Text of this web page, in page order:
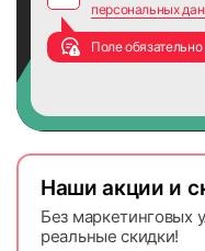
Наши акции и
Без маркетинговых
реальные скидки!
персональных
Поле